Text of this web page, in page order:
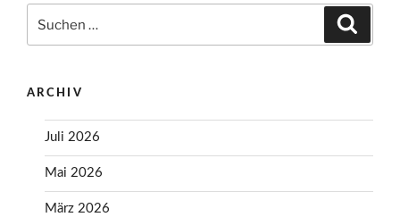
nach:
ARCHIV
Juli 2026
Mai 2026
März 2026